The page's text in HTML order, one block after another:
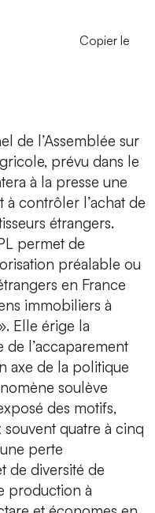
Copier le
de l’Assemblée sur
prévu dans le
à la presse une
contrôler l’achat de
étrangers.
permet de
préalable ou
en France
immobiliers à
Elle érige la
l’accaparement
axe de la politique
soulève
des motifs,
quatre à cinq
perte
de diversité de
production à